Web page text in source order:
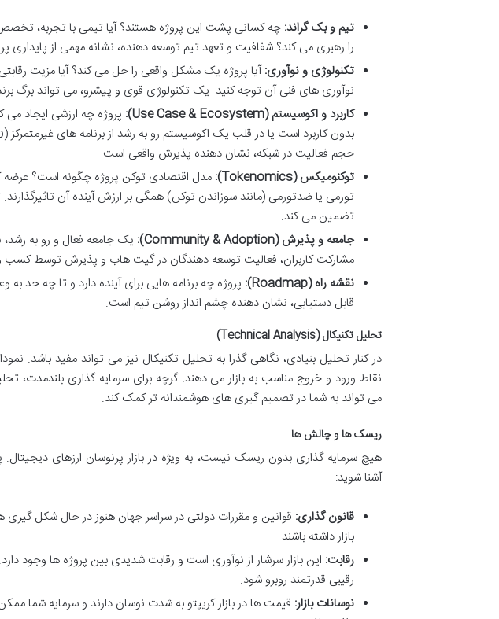
تیم و بک گراند: چه کسانی پشت این پروژه هستند؟ آیا تیمی با تجربه،
را رهبری می کند؟ شفافیت و تعهد تیم توسعه دهنده، نشانه مهمی از پایداری
تکنولوژی و نوآوری:آیا پروژه یک مشکل واقعی را حل می کند؟ آیا مزیت
نوآوری های فنی آن توجه کنید. یک تکنولوژی قوی و پیشرو، می تواند برگ
کاربرد و اکوسیستم (Use Case & Ecosystem):
پروژه چه ارزشی ایجاد
حجم فعالیت در شبکه، نشان دهنده پذیرش واقعی است.
توکنومیکس (Tokenomics):
مدل اقتصادی توکن پروژه چگونه است؟
تورمی یا ضدتورمی (مانند سوزاندن توکن) همگی بر ارزش آینده آن
تضمین می کند.
جامعه و پذیرش (Community & Adoption):
یک جامعه فعال و رو به
مشارکت کاربران، فعالیت توسعه دهندگان در گیت هاب و پذیرش توسط کسب
نقشه راه (Roadmap):
پروژه چه برنامه هایی برای آینده دارد و تا چه
قابل دستیابی، نشان دهنده چشم انداز روشن تیم است.
تحلیل تکنیکال (Technical Analysis)
در کنار تحلیل بنیادی، نگاهی گذرا به تحلیل تکنیکال نیز می تواند مفید باشد.
نقاط ورود و خروج مناسب به بازار می دهند. گرچه برای سرمایه گذاری بلندمدت،
می تواند به شما در تصمیم گیری های هوشمندانه تر کمک کند.
ریسک ها و چالش ها
هیچ سرمایه گذاری بدون ریسک نیست، به ویژه در بازار پرنوسان ارزهای
آشنا شوید:
قانون گذاری: قوانین و مقررات دولتی در سراسر جهان هنوز در حال شکل گیری
بازار داشته باشند.
رقابت: این بازار سرشار از نوآوری است و رقابت شدیدی بین پروژه ها وجود
رقیبی قدرتمند روبرو شود.
نوسانات بازار: قیمت ها در بازار کریپتو به شدت نوسان دارند و سرمایه